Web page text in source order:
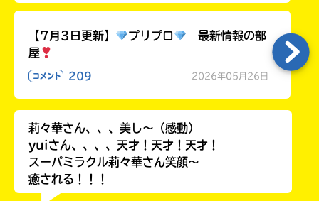
【7月3日更新】 プリプロ
最新情報の部
屋
コメント 209 2026年05月26日
莉々華さん、、、美し〜（感動）
yuiさん、、、、天才！天才！天才！
スーパミラクル莉々華さん笑顔〜
癒される！！！
う
一
て
み
て
ね